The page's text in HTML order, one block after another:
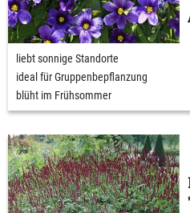
liebt sonnige Standorte
ideal für Gruppenbepflanzung
blüht im Frühsommer